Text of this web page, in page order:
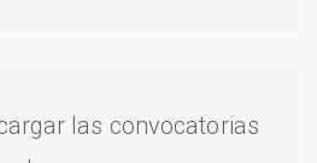
las convocatorias